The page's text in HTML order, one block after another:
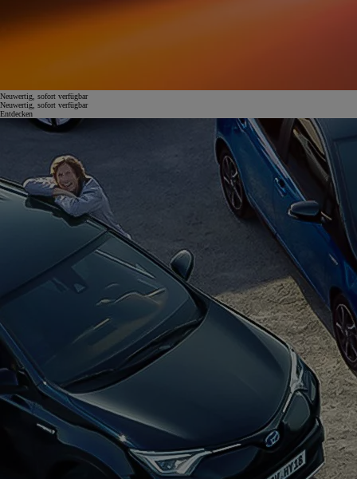
Neuwertig, sofort verfügbar
Neuwertig, sofort verfügbar
Entdecken